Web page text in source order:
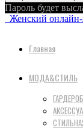
Пароль будет
Женский
Главная
МОДА&СТИЛЬ
ГАРДЕРОБ